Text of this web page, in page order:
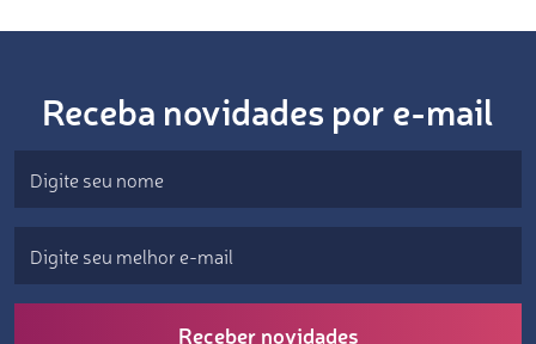
Receba novidades por e-mail
Receber novidades